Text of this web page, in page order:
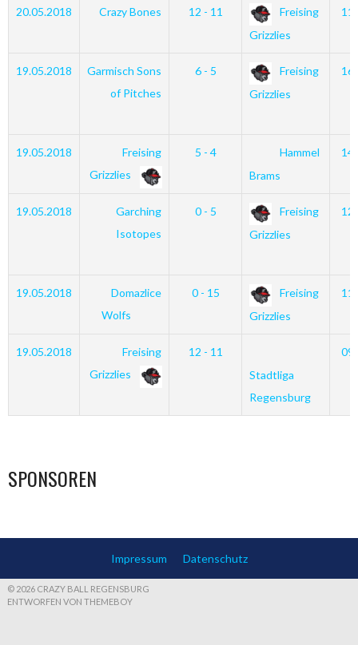
20.05.2018 Crazy Bones 12 - 11
Freising
Grizzlies
19.05.2018
Garmisch Sons
of Pitches
6 - 5
Freising
Grizzlies
19.05.2018
Freising
Grizzlies
5 - 4
Hammel
Brams
19.05.2018
Garching
Isotopes
0 - 5
Freising
Grizzlies
19.05.2018
Domazlice
Wolfs
0 - 15
Freising
Grizzlies
19.05.2018
Freising
Grizzlies
12 - 11
Stadtliga
Regensburg
SPONSOREN
Impressum Datenschutz
© 2026 CRAZY BALL REGENSBURG
ENTWORFEN VON THEMEBOY